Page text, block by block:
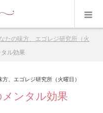
たの味方、エゴレジ研究所（火
ル効果
、エゴレジ研究所（火曜日）
ンタル効果